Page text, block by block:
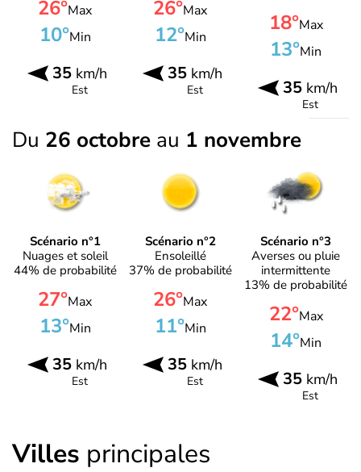
26°Max
10°Min
35km/h
Est
26°Max
12°Min
35km/h
Est
18°Max
13°Min
35 km/h
Est
Du 26 octobre au 1 novembre
Scénario n°1
Nuages et soleil
44% de probabilité
27°Max
13°Min
35km/h
Est
Scénario n°2
Ensoleillé
37% de probabilité
26°Max
11°Min
35km/h
Est
Scénario n°3
Averses ou pluie
intermittente
13% de probabilité
22°Max
14°Min
35 km/h
Est
Villes principales